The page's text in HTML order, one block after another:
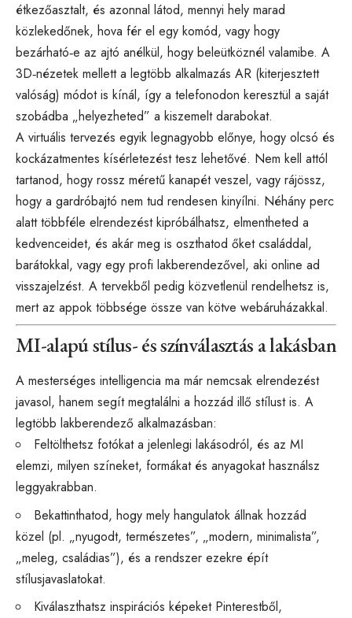
étkezőasztalt, és azonnal látod, mennyi hely marad
közlekedőnek, hova fér el egy komód, vagy hogy
bezárható‑e az ajtó anélkül, hogy beleütköznél valamibe. A
3D‑nézetek mellett a legtöbb alkalmazás AR (kiterjesztett
valóság) módot is kínál, így a telefonodon keresztül a saját
szobádba „helyezheted” a kiszemelt darabokat.
A virtuális tervezés egyik legnagyobb előnye, hogy olcsó és
kockázatmentes kísérletezést tesz lehetővé. Nem kell attól
tartanod, hogy rossz méretű kanapét veszel, vagy rájössz,
hogy a gardróbajtó nem tud rendesen kinyílni. Néhány perc
alatt többféle elrendezést kipróbálhatsz, elmentheted a
kedvenceidet, és akár meg is oszthatod őket családdal,
barátokkal, vagy egy profi lakberendezővel, aki online ad
visszajelzést. A tervekből pedig közvetlenül rendelhetsz is,
mert az appok többsége össze van kötve webáruházakkal.
MI-alapú stílus- és színválasztás a lakásban
A mesterséges intelligencia ma már nemcsak elrendezést
javasol, hanem segít megtalálni a hozzád illő stílust is. A
legtöbb lakberendező alkalmazásban:
Feltölthetsz fotókat a jelenlegi lakásodról, és az MI
elemzi, milyen színeket, formákat és anyagokat használsz
leggyakrabban.
Bekattinthatod, hogy mely hangulatok állnak hozzád
közel (pl. „nyugodt, természetes”, „modern, minimalista”,
„meleg, családias”), és a rendszer ezekre épít
stílusjavaslatokat.
Kiválaszthatsz inspirációs képeket Pinterestből,